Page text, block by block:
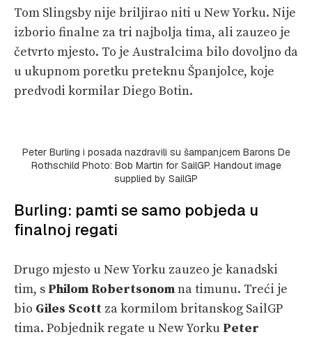
Tom Slingsby nije briljirao niti u New Yorku. Nije
izborio finalne za tri najbolja tima, ali zauzeo je
četvrto mjesto. To je Australcima bilo dovoljno da
u ukupnom poretku preteknu Španjolce, koje
predvodi kormilar Diego Botin.
Peter Burling i posada nazdravili su šampanjcem Barons De
Rothschild Photo: Bob Martin for SailGP. Handout image
supplied by SailGP
Burling: pamti se samo pobjeda u
finalnoj regati
Drugo mjesto u New Yorku zauzeo je kanadski
tim, s Philom Robertsonomna timunu. Treći je
bio Giles Scott za kormilom britanskog SailGP
tima. Pobjednik regate u New Yorku Peter